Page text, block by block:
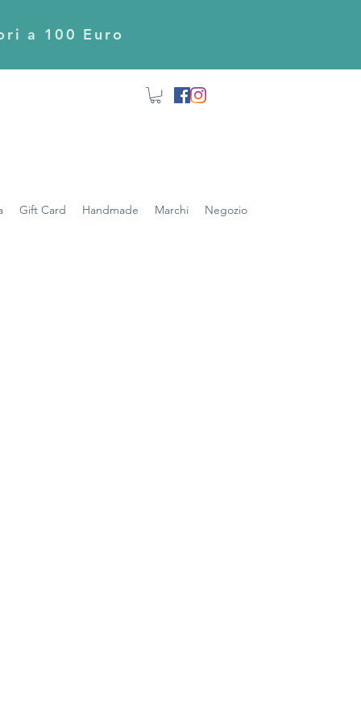
a 100 Euro
Gift Card Handmade Marchi Negozio